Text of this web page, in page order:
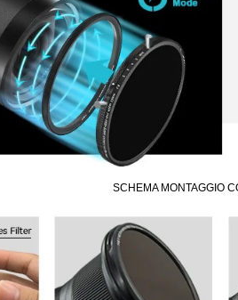
SCHEMA MONTAGGIO